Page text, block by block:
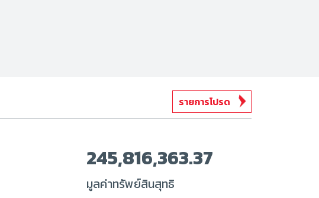
รายการโปรด
245,816,363.37
มูลค่าทรัพย์สินสุทธิ